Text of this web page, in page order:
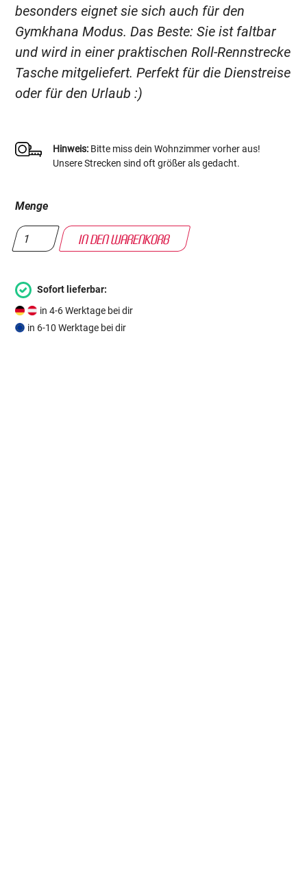
besonders eignet sie sich auch für den
Gymkhana Modus. Das Beste: Sie ist faltbar
und wird in einer praktischen Roll-Rennstrecke
Tasche mitgeliefert. Perfekt für die Dienstreise
oder für den Urlaub :)
Hinweis:Bitte miss dein Wohnzimmer vorher aus!
Unsere Strecken sind oft größer als gedacht.
Menge
Sofort lieferbar:
in 4-6 Werktage bei dir
in 6-10 Werktage bei dir